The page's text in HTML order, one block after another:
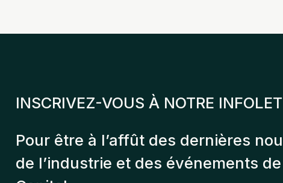
INSCRIVEZ-VOUS À NOTRE
Pour être à l’affût des dernières
de l’industrie et des événements de